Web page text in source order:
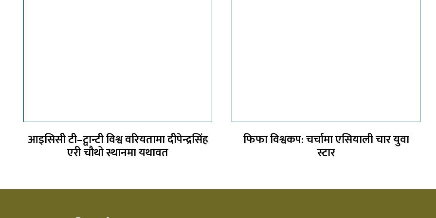
आइसिसी टी–ट्वान्टी विश्व वरियतामा दीपेन्द्रसिंह
एरी चौथो स्थानमा यथावत
फिफा विश्वकप: चर्चामा एसियाली चार युवा
स्टार